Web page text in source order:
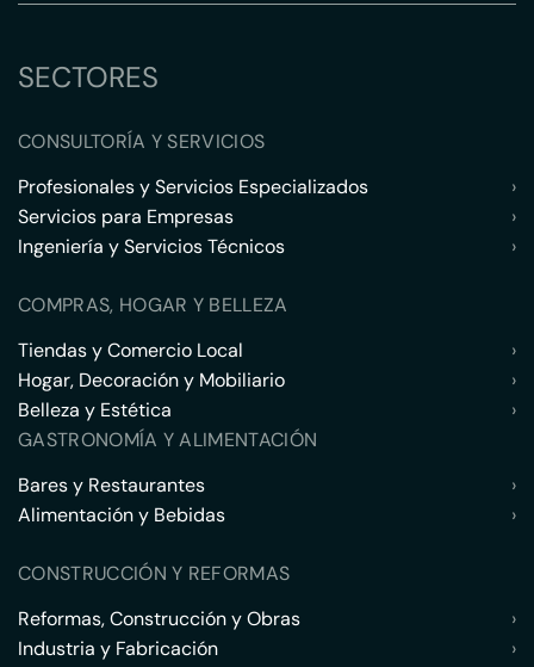
SECTORES
CONSULTORÍA Y SERVICIOS
Profesionales y Servicios Especializados
›
Servicios para Empresas
›
Ingeniería y Servicios Técnicos
›
COMPRAS, HOGAR Y BELLEZA
Tiendas y Comercio Local
›
Hogar, Decoración y Mobiliario
›
Belleza y Estética
›
GASTRONOMÍA Y ALIMENTACIÓN
Bares y Restaurantes
›
Alimentación y Bebidas
›
CONSTRUCCIÓN Y REFORMAS
Reformas, Construcción y Obras
›
Industria y Fabricación
›